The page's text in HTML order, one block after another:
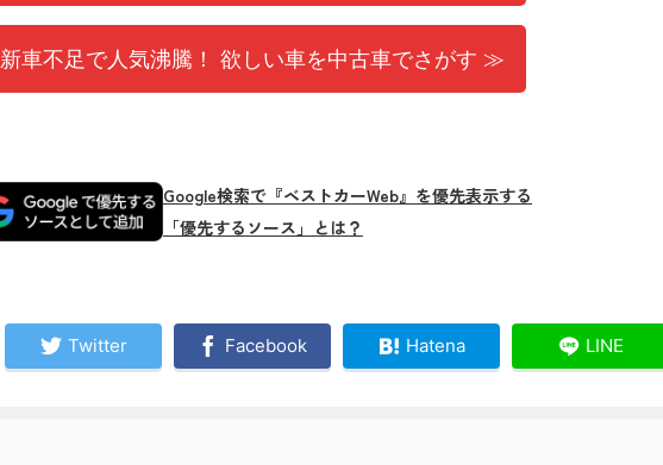
新車不足で人気沸騰！ 欲しい車を中古車でさがす ≫
Google検索で『ベストカーWeb』を優先表示する
「優先するソース」とは？
Twitter Facebook Hatena LINE